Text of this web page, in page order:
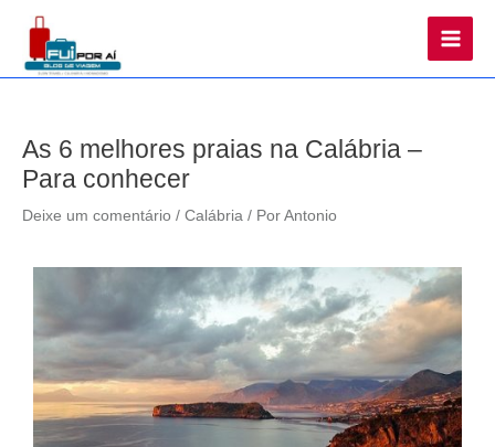
Main
As 6 melhores praias na Calábria –
Para conhecer
Deixe um comentário / Calábria / Por Antonio